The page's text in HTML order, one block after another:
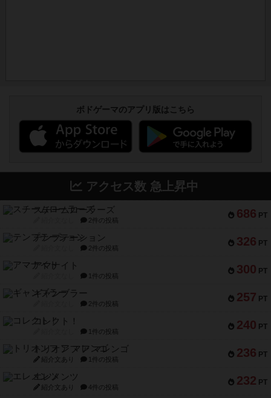
ボドゲーマのアプリ版はこちら
アクセス数 急上昇中
686 PT
スチームローラーズ
2件の投稿
326 PT
テンプテーション
2件の投稿
300 PT
アマナイト
1件の投稿
257 PT
ギャンブラー
2件の投稿
240 PT
コレクト！
1件の投稿
236 PT
トリオンフ ア マレンゴ
紹介文あり 1件の投稿
232 PT
エレメンツ
紹介文あり 4件の投稿